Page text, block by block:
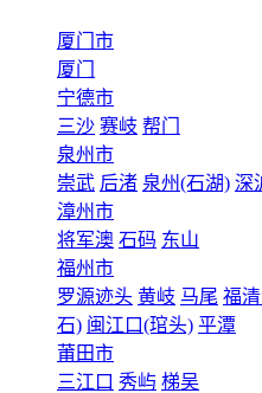
厦门市
厦门
宁德市
三沙 赛岐 帮门
泉州市
崇武 后渚 泉州(石湖) 深
漳州市
将军澳 石码 东山
福州市
罗源迹头 黄岐 马尾 福
石) 闽江口(琯头) 平潭
莆田市
三江口 秀屿 梯吴